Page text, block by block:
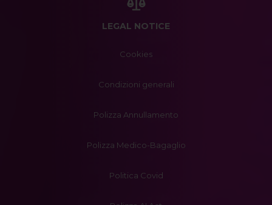
LEGAL NOTICE
Cookies
Condizioni generali
Polizza Annullamento
Polizza Medico-Bagaglio
Politica Covid